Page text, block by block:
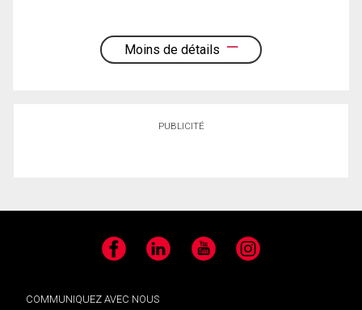
Moins de détails
PUBLICITÉ
Facebook LinkedIn YouTube Instagram
COMMUNIQUEZ AVEC NOUS